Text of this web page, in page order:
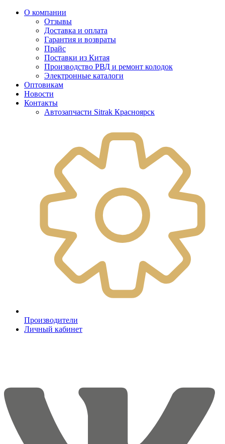
О компании
Отзывы
Доставка и оплата
Гарантия и возвраты
Прайс
Поставки из Китая
Производство РВД и ремонт колодок
Электронные каталоги
Оптовикам
Новости
Контакты
Автозапчасти Sitrak Красноярск
Производители
Личный кабинет